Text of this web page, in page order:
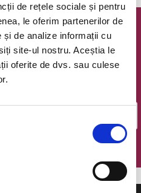
de rețele sociale și pentru
le oferim partenerilor de
și de analize informații cu
site-ul nostru. Aceștia le
oferite de dvs. sau culese
@ Bilete.ro
cu cele mai noi